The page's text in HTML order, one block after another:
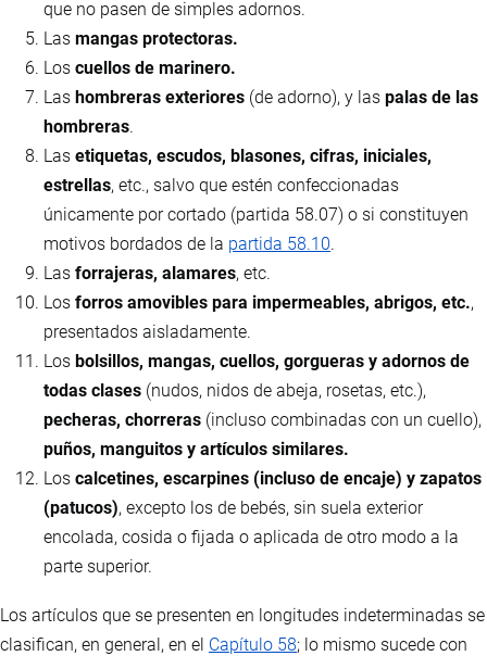
que no pasen de simples adornos.
Las mangas protectoras.
Los cuellos de marinero.
Las hombreras exteriores (de adorno), y las palas de las
hombreras.
Las etiquetas, escudos, blasones, cifras, iniciales,
estrellas, etc., salvo que estén confeccionadas
únicamente por cortado (partida 58.07) o si constituyen
motivos bordados de la partida 58.10.
Las forrajeras, alamares, etc.
Los forros amovibles para impermeables, abrigos, etc.,
presentados aisladamente.
Los bolsillos, mangas, cuellos, gorgueras y adornos de
todas clases (nudos, nidos de abeja, rosetas, etc.),
pecheras, chorreras (incluso combinadas con un cuello),
puños, manguitos y artículos similares.
Los calcetines, escarpines (incluso de encaje) y zapatos
(patucos), excepto los de bebés, sin suela exterior
encolada, cosida o fijada o aplicada de otro modo a la
parte superior.
Los artículos que se presenten en longitudes indeterminadas se
clasifican, en general, en el Capítulo 58; lo mismo sucede con